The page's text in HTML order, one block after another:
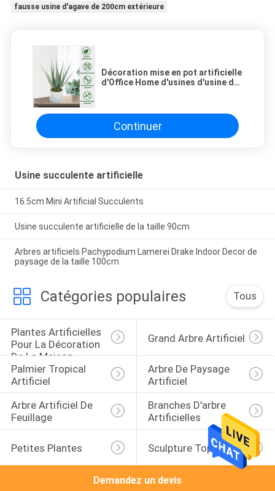
fausse usine d'agave de 200cm extérieure
Décoration mise en pot artificielle
d'Office Home d'usines d'usine de
Continuer
Usine succulente artificielle
16.5cm Mini Artificial Succulents
Usine succulente artificielle de la taille 90cm
Arbres artificiels Pachypodium Lamerei Drake Indoor Decor de
paysage de la taille 100cm
Catégories populaires Tous
Plantes Artificielles
Pour La Décoration
De La Maison
Grand Arbre Artificiel
Palmier Tropical
Artificiel
Arbre De Paysage
Artificiel
Arbre Artificiel De
Feuillage
Branches D'arbre
Artificielles
Petites Plantes Sculpture Topiaire
Demandez un devis